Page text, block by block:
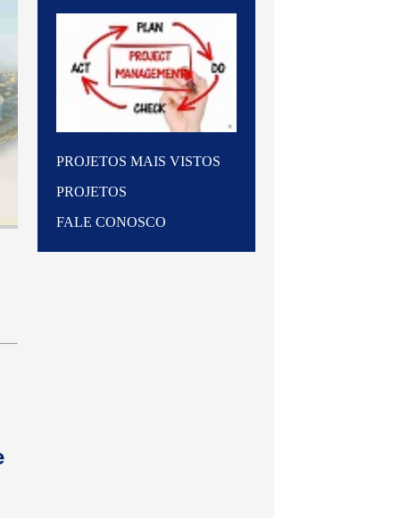
PROJETOS MAIS VISTOS
PROJETOS
FALE CONOSCO